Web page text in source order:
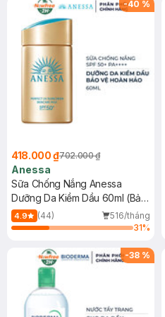
-40 %
418.000 ₫702.000 ₫
Anessa
Sữa Chống Nắng Anessa
Dưỡng Da Kiềm Dầu 60ml (Bản
Mới)
4.9 (44)
516/tháng
31%
-38 %